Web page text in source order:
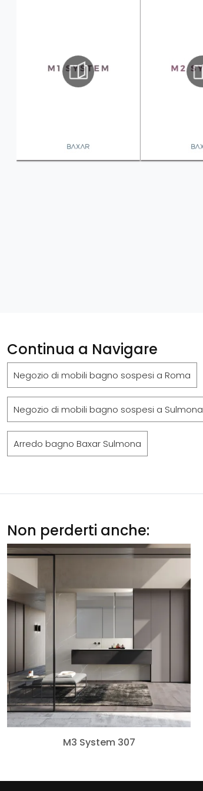
Continua a Navigare
Negozio di mobili bagno sospesi a Roma
Negozio di mobili bagno sospesi a Sulmona
Arredo bagno Baxar Sulmona
Non perderti anche:
M3 System 307